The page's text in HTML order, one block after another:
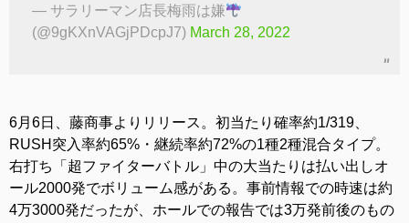
— サラリーマン店長梅雨は嫌
(@9gKXnVAGjPDcpJ7) March 28, 2022
6月6日、藤商事よりリリース。初当たり確率約1/319、
RUSH突入率約65%・継続率約72%の1種2種混合タイプ。
右打ち「超ファイターバトル」中の大当たりは払い出しオ
ール2000発でボリューム感がある。事前情報での時速は約
4万3000発だったが、ホールでの報告では3万発前後のもの